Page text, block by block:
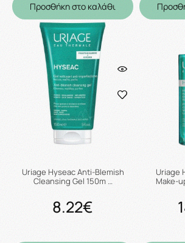
Προσθήκη στο καλάθι
Uriage Hyseac Anti-Blemish
Cleansing Gel 150m …
8.22€
Uriage
Make-